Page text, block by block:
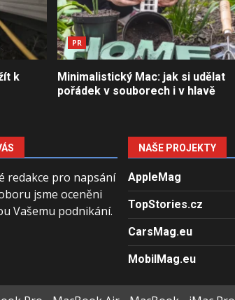
k
PR
Minimalistický Mac: jak si udělat
pořádek v souborech i v hlavě
redakce pro napsání
jsme oceněni
Vašemu podnikání.
NAŠE PROJEKTY
AppleMag
TopStories.cz
CarsMag.eu
MobilMag.eu